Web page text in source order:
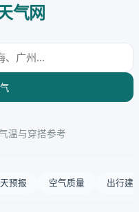
气网
温与穿搭参考
预报 空气质量 出行建